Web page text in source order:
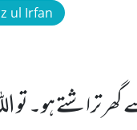
ul Irfan
تراشتے ہو۔ تو